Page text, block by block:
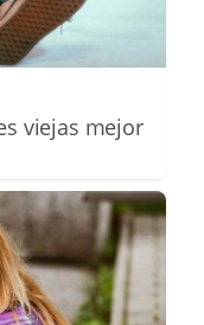
viejas mejor